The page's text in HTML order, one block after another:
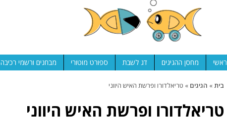
ראשי מחסן ההגיגים דג לשבת ספורט מוטורי מבחנים ורשמי רכיבה
בית» הגיגים » טריאלדורו ופרשת האיש היווני
טריאלדורו ופרשת האיש היווני